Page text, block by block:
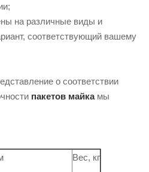
на различные виды и
соответствующий вашему
о соответствии
пакетов майкамы
Вес, кг